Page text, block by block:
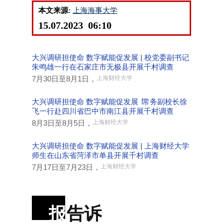
本文来源: 上海海事大学
15.07.2023 06:10
大兴调研担使命 数字赋能促发展 | 校党委副书记
朱鸣雄一行在石家庄市无极县开展千村调查
7月30日至8月1日，
上海财经大学
大兴调研担使命 数字赋能促发展 ∣常务副校长徐
飞一行赴四川省巴中市南江县开展千村调查
8月3日至8月5日，
上海财经大学
大兴调研担使命 数字赋能促发展 | 上海财经大学
师生在山东省菏泽市单县开展千村调查
7月17日至7月23日，
上海财经大学
报告诉